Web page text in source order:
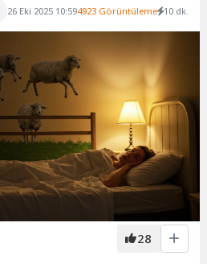
26 Eki 2025 10:594923 Görüntüleme 10 dk.
28